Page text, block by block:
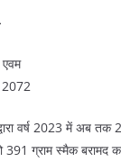
2072
वर्ष 2023 में अब तक
ग्राम स्मैक बरामद